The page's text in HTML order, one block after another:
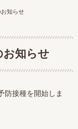
知らせ
お知らせ
防接種を開始しま